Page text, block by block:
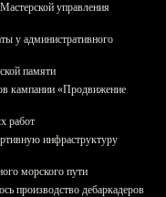
управления
у административного
памяти
кампании «Продвижение
работ
инфраструктуру
морского пути
производство дебаркадеров